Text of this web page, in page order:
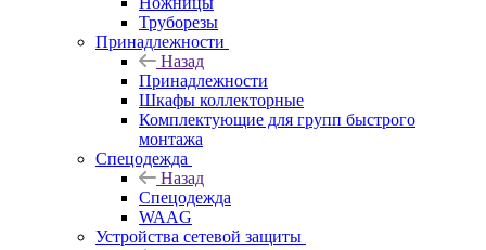
Труборезы
Принадлежности
Назад
Принадлежности
Шкафы коллекторные
Комплектующие для групп быстрого
монтажа
Спецодежда
Назад
Спецодежда
WAAG
Устройства сетевой защиты